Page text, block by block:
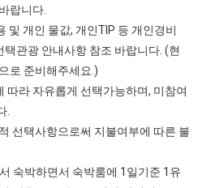
랍니다.
및 개인 물값, 개인TIP 등 개인경비
택관광 안내사항 참조 바랍니다. (현
로 준비해주세요.)
라 자유롭게 선택가능하며, 미참여
.
선택사항으로써 지불여부에 따른 불
숙박하면서 숙박룸에 1일기준 1유